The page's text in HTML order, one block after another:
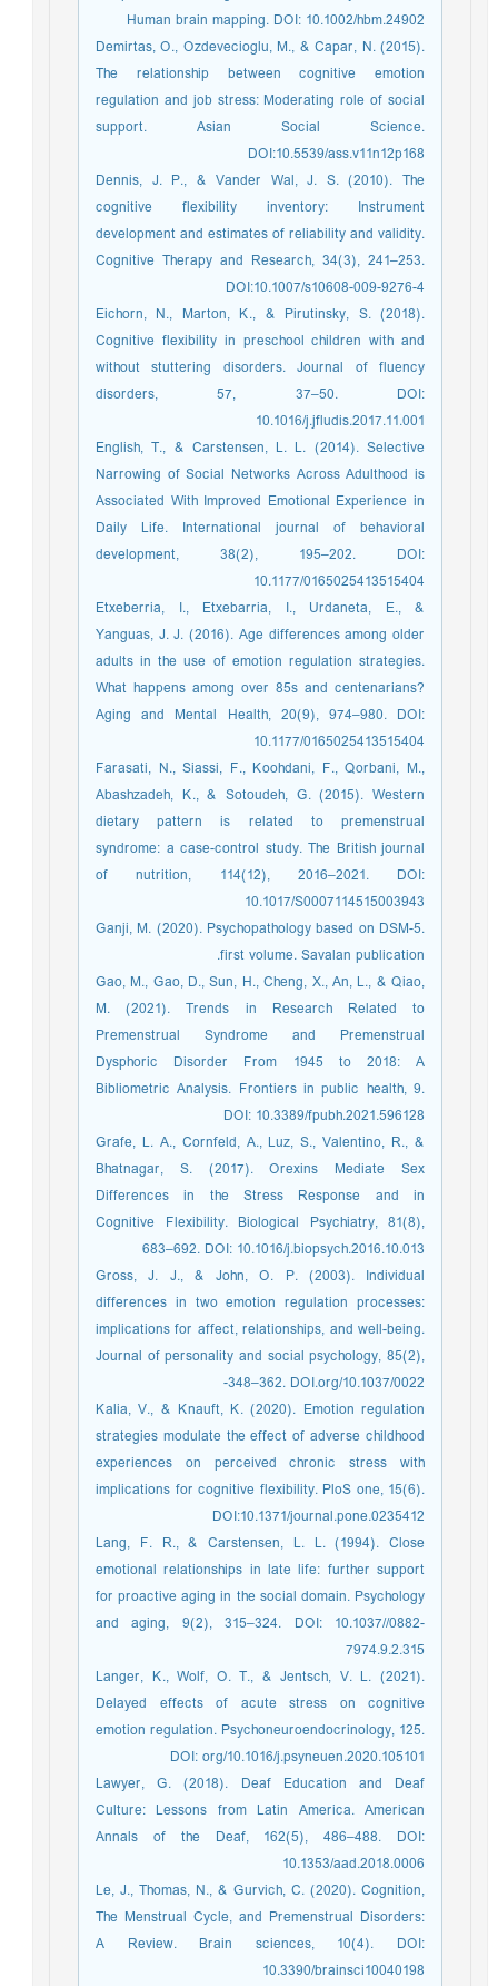
Human brain mapping. DOI: 10.1002/hbm.24902
Demirtas, O., Ozdevecioglu, M., & Capar, N. (2015).
The relationship between cognitive emotion
regulation and job stress: Moderating role of social
support. Asian Social Science.
DOI:10.5539/ass.v11n12p168
Dennis, J. P., & Vander Wal, J. S. (2010). The
cognitive flexibility inventory: Instrument
development and estimates of reliability and validity.
Cognitive Therapy and Research, 34(3), 241–253.
DOI:10.1007/s10608-009-9276-4
Eichorn, N., Marton, K., & Pirutinsky, S. (2018).
Cognitive flexibility in preschool children with and
without stuttering disorders. Journal of fluency
disorders, 57, 37–50. DOI:
10.1016/j.jfludis.2017.11.001
English, T., & Carstensen, L. L. (2014). Selective
Narrowing of Social Networks Across Adulthood is
Associated With Improved Emotional Experience in
Daily Life. International journal of behavioral
development, 38(2), 195–202. DOI:
10.1177/0165025413515404
Etxeberria, I., Etxebarria, I., Urdaneta, E., &
Yanguas, J. J. (2016). Age differences among older
adults in the use of emotion regulation strategies.
What happens among over 85s and centenarians?
Aging and Mental Health, 20(9), 974–980. DOI:
10.1177/0165025413515404
Farasati, N., Siassi, F., Koohdani, F., Qorbani, M.,
Abashzadeh, K., & Sotoudeh, G. (2015). Western
dietary pattern is related to premenstrual
syndrome: a case-control study. The British journal
of nutrition, 114(12), 2016–2021. DOI:
10.1017/S0007114515003943
Ganji, M. (2020). Psychopathology based on DSM-5.
first volume. Savalan publication.
Gao, M., Gao, D., Sun, H., Cheng, X., An, L., & Qiao,
M. (2021). Trends in Research Related to
Premenstrual Syndrome and Premenstrual
Dysphoric Disorder From 1945 to 2018: A
Bibliometric Analysis. Frontiers in public health, 9.
DOI: 10.3389/fpubh.2021.596128
Grafe, L. A., Cornfeld, A., Luz, S., Valentino, R., &
Bhatnagar, S. (2017). Orexins Mediate Sex
Differences in the Stress Response and in
Cognitive Flexibility. Biological Psychiatry, 81(8),
683–692. DOI: 10.1016/j.biopsych.2016.10.013
Gross, J. J., & John, O. P. (2003). Individual
differences in two emotion regulation processes:
implications for affect, relationships, and well-being.
Journal of personality and social psychology, 85(2),
348–362. DOI.org/10.1037/0022-
Kalia, V., & Knauft, K. (2020). Emotion regulation
strategies modulate the effect of adverse childhood
experiences on perceived chronic stress with
implications for cognitive flexibility. PloS one, 15(6).
DOI:10.1371/journal.pone.0235412
Lang, F. R., & Carstensen, L. L. (1994). Close
emotional relationships in late life: further support
for proactive aging in the social domain. Psychology
and aging, 9(2), 315–324. DOI: 10.1037//0882-
7974.9.2.315
Langer, K., Wolf, O. T., & Jentsch, V. L. (2021).
Delayed effects of acute stress on cognitive
emotion regulation. Psychoneuroendocrinology, 125.
DOI: org/10.1016/j.psyneuen.2020.105101
Lawyer, G. (2018). Deaf Education and Deaf
Culture: Lessons from Latin America. American
Annals of the Deaf, 162(5), 486–488. DOI:
10.1353/aad.2018.0006
Le, J., Thomas, N., & Gurvich, C. (2020). Cognition,
The Menstrual Cycle, and Premenstrual Disorders:
A Review. Brain sciences, 10(4). DOI:
10.3390/brainsci10040198